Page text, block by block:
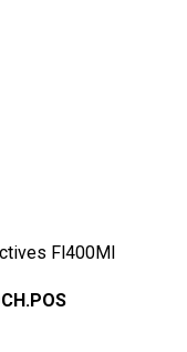
Fl400Ml